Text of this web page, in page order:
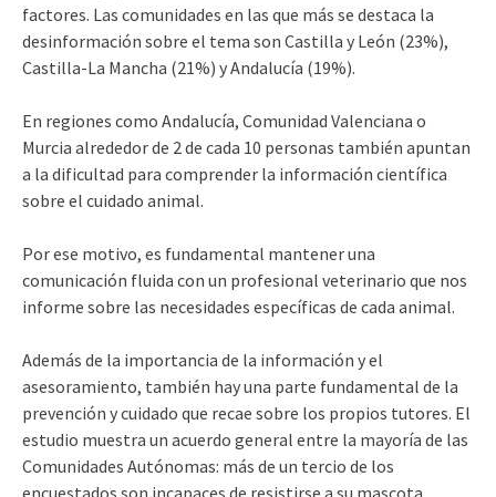
factores. Las comunidades en las que más se destaca la
desinformación sobre el tema son Castilla y León (23%),
Castilla-La Mancha (21%) y Andalucía (19%).
En regiones como Andalucía, Comunidad Valenciana o
Murcia alrededor de 2 de cada 10 personas también apuntan
a la dificultad para comprender la información científica
sobre el cuidado animal.
Por ese motivo, es fundamental mantener una
comunicación fluida con un profesional veterinario que nos
informe sobre las necesidades específicas de cada animal.
Además de la importancia de la información y el
asesoramiento, también hay una parte fundamental de la
prevención y cuidado que recae sobre los propios tutores. El
estudio muestra un acuerdo general entre la mayoría de las
Comunidades Autónomas: más de un tercio de los
encuestados son incapaces de resistirse a su mascota